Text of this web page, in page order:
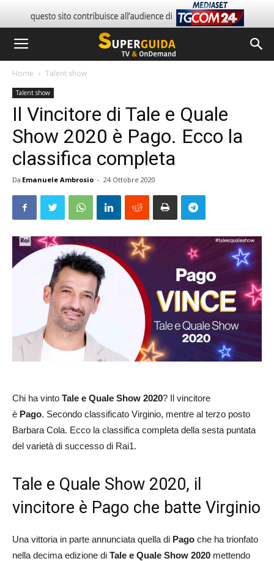
Home Talent show
Talent show
Il Vincitore di Tale e Quale
Show 2020 è Pago. Ecco la
classifica completa
Da Emanuele Ambrosio - 24 Ottobre 2020
Chi ha vinto Tale e Quale Show 2020? Il vincitore
è Pago. Secondo classificato Virginio, mentre al terzo posto
Barbara Cola. Ecco la classifica completa della sesta puntata
del varietà di successo di Rai1.
Tale e Quale Show 2020, il
vincitore è Pago che batte Virginio
Una vittoria in parte annunciata quella di Pago che ha trionfato
nella decima edizione di Tale e Quale Show 2020 mettendo